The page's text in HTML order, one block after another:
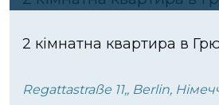
2 кімнатна квартира в
Regattastraße 11,, Berlin,